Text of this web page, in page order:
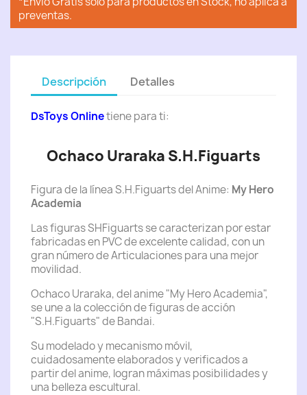
preventas.
Descripción Detalles
DsToys Onlinetiene para ti:
Ochaco Uraraka S.H.Figuarts
Figura de la línea S.H.Figuarts del Anime: My Hero
Academia
Las figuras SHFiguarts se caracterizan por estar
fabricadas en PVC de excelente calidad, con un
gran número de Articulaciones para una mejor
movilidad.
Ochaco Uraraka, del anime "My Hero Academia",
se une a la colección de figuras de acción
"S.H.Figuarts" de Bandai.
Su modelado y mecanismo móvil,
cuidadosamente elaborados y verificados a
partir del anime, logran máximas posibilidades y
una belleza escultural.